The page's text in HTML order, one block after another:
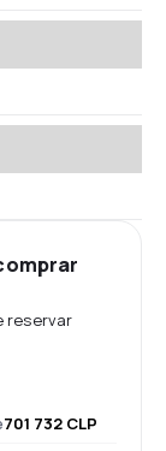
reservar
701 732 CLP